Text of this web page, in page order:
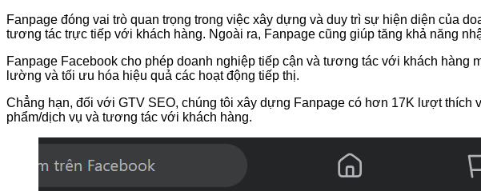
Fanpage đóng vai trò quan trọng trong việc xây dựng và duy trì sự hiện diện của
tương tác trực tiếp với khách hàng. Ngoài ra, Fanpage cũng giúp tăng khả năng
Fanpage Facebook cho phép doanh nghiệp tiếp cận và tương tác với khách hàng
lường và tối ưu hóa hiệu quả các hoạt động tiếp thị.
Chẳng hạn, đối với GTV SEO, chúng tôi xây dựng Fanpage có hơn 17K lượt
phẩm/dịch vụ và tương tác với khách hàng.